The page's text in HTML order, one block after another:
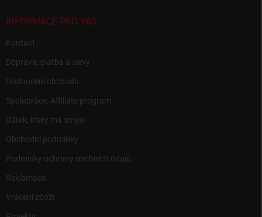
INFORMACE PRO VÁS
Kontakt
Doprava, platba a slevy
Hodnocení obchodu
Spolupráce, Affiliate program
Dárek, který má smysl
Obchodní podmínky
Podmínky ochrany osobních údajů
Reklamace
Vrácení zboží